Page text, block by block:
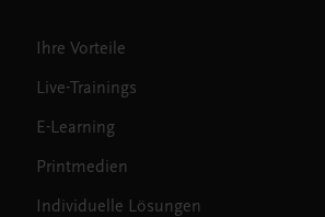
Ihre Vorteile
Live-Trainings
E-Learning
Printmedien
Individuelle Lösungen